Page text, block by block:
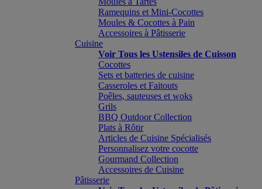
Ramequins et Mini-Cocottes
Moules & Cocottes à Pain
Accessoires à Pâtisserie
Cuisine
Voir Tous les Ustensiles de Cuisson
Cocottes
Sets et batteries de cuisine
Casseroles et Faitouts
Poêles, sauteuses et woks
Grils
BBQ Outdoor Collection
Plats à Rôtir
Articles de Cuisine Spécialisés
Personnalisez votre cocotte
Gourmand Collection
Accessoires de Cuisine
Pâtisserie